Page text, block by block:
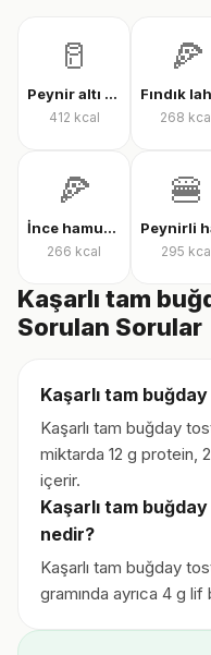
🥛
Peynir altı suyu protein tozu
412 kcal
🍕
268
🍕
İnce hamur karışık pizza
266 kcal
🍔
295
Kaşarlı tam
Sorulan Sorular
Kaşarlı tam
Kaşarlı tam buğday
miktarda 12 g protein,
içerir.
Kaşarlı tam
nedir?
Kaşarlı tam buğday
gramında ayrıca 4 g lif